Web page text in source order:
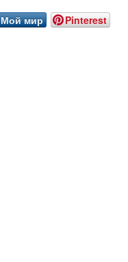
Мой мир
Pinterest